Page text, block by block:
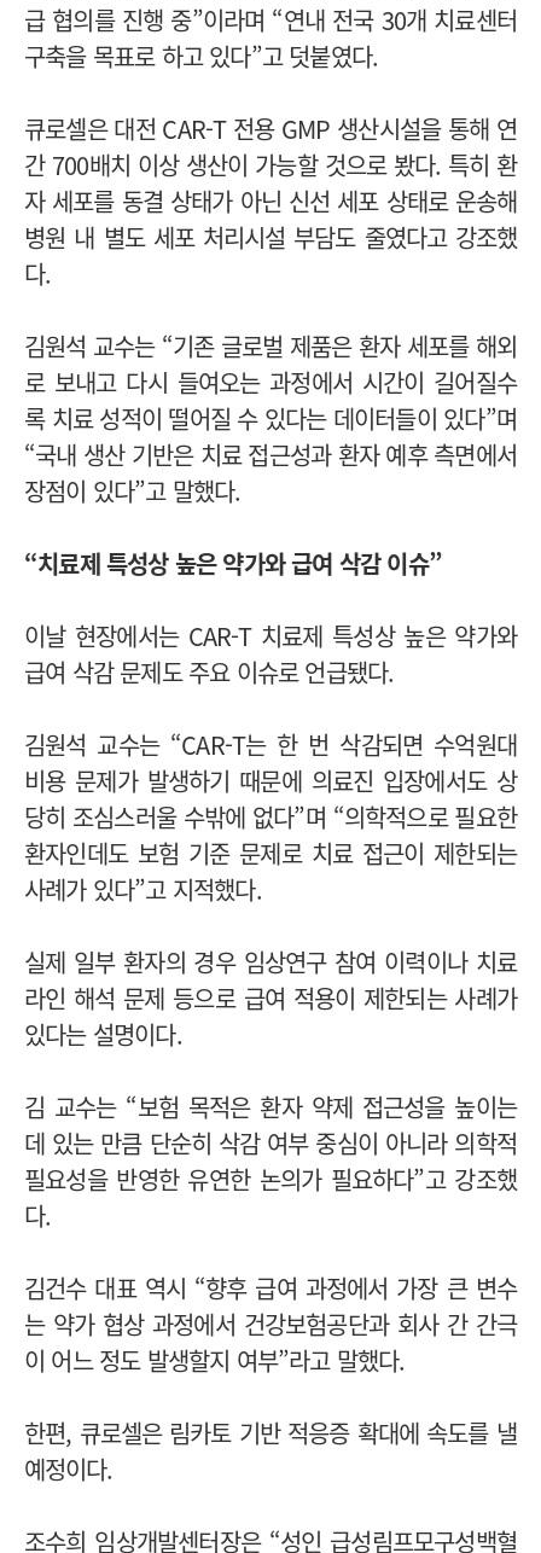
급 협의를 진행 중”이라며 “연내 전국 30개 치료센터
구축을 목표로 하고 있다”고 덧붙였다.
큐로셀은 대전 CAR-T 전용 GMP 생산시설을 통해 연
간 700배치 이상 생산이 가능할 것으로 봤다. 특히 환
자 세포를 동결 상태가 아닌 신선 세포 상태로 운송해
병원 내 별도 세포 처리시설 부담도 줄였다고 강조했
다.
김원석 교수는 “기존 글로벌 제품은 환자 세포를 해외
로 보내고 다시 들여오는 과정에서 시간이 길어질수
록 치료 성적이 떨어질 수 있다는 데이터들이 있다”며
“국내 생산 기반은 치료 접근성과 환자 예후 측면에서
장점이 있다”고 말했다.
“치료제 특성상 높은 약가와 급여 삭감 이슈”
이날 현장에서는 CAR-T 치료제 특성상 높은 약가와
급여 삭감 문제도 주요 이슈로 언급됐다.
김원석 교수는 “CAR-T는 한 번 삭감되면 수억원대
비용 문제가 발생하기 때문에 의료진 입장에서도 상
당히 조심스러울 수밖에 없다”며 “의학적으로 필요한
환자인데도 보험 기준 문제로 치료 접근이 제한되는
사례가 있다”고 지적했다.
실제 일부 환자의 경우 임상연구 참여 이력이나 치료
라인 해석 문제 등으로 급여 적용이 제한되는 사례가
있다는 설명이다.
김 교수는 “보험 목적은 환자 약제 접근성을 높이는
데 있는 만큼 단순히 삭감 여부 중심이 아니라 의학적
필요성을 반영한 유연한 논의가 필요하다”고 강조했
다.
김건수 대표 역시 “향후 급여 과정에서 가장 큰 변수
는 약가 협상 과정에서 건강보험공단과 회사 간 간극
이 어느 정도 발생할지 여부”라고 말했다.
한편, 큐로셀은 림카토 기반 적응증 확대에 속도를 낼
예정이다.
조수희 임상개발센터장은 “성인 급성림프모구성백혈